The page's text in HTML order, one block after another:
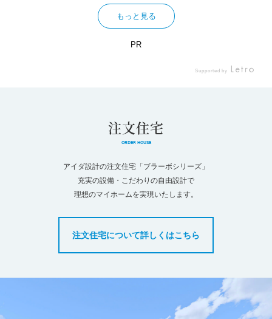
もっと見る
PR
Supported by
注文住宅
ORDER HOUSE
アイダ設計の注文住宅「ブラーボシリーズ」
充実の設備・こだわりの自由設計で
理想のマイホームを実現いたします。
注文住宅について詳しくはこちら